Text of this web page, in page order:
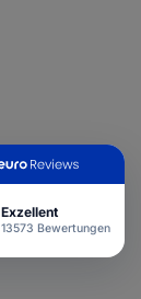
Exzellent
13573 Bewertungen